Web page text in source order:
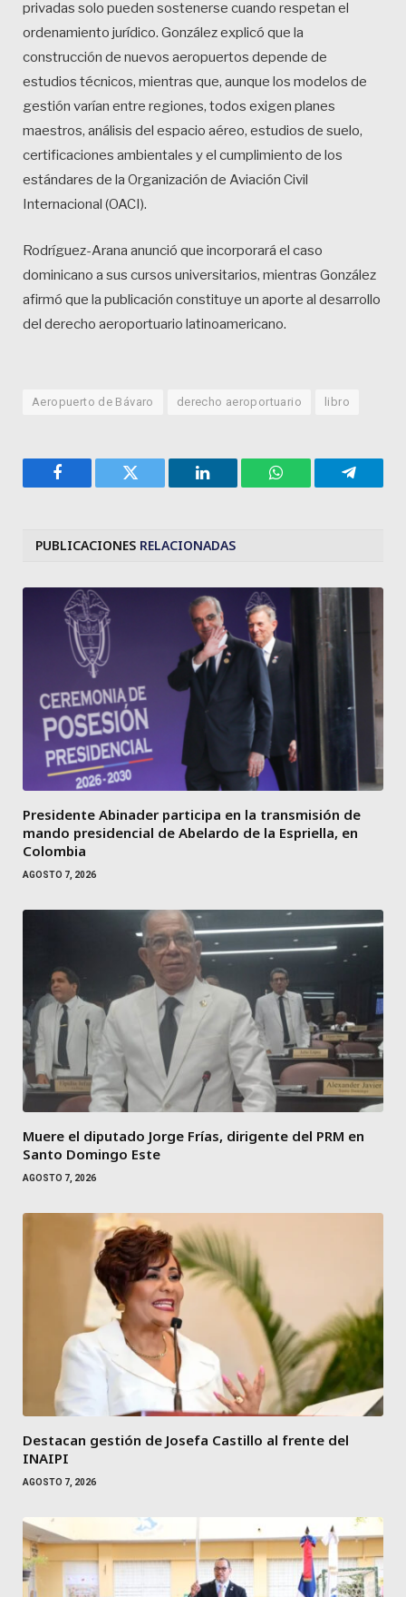
privadas solo pueden sostenerse cuando respetan el
ordenamiento jurídico. González explicó que la
construcción de nuevos aeropuertos depende de
estudios técnicos, mientras que, aunque los modelos de
gestión varían entre regiones, todos exigen planes
maestros, análisis del espacio aéreo, estudios de suelo,
certificaciones ambientales y el cumplimiento de los
estándares de la Organización de Aviación Civil
Internacional (OACI).
Rodríguez-Arana anunció que incorporará el caso
dominicano a sus cursos universitarios, mientras González
afirmó que la publicación constituye un aporte al desarrollo
del derecho aeroportuario latinoamericano.
Aeropuerto de Bávaro derecho aeroportuario libro
Facebook Twitter LinkedIn WhatsApp
PUBLICACIONES RELACIONADAS
Presidente Abinader participa en la transmisión de
mando presidencial de Abelardo de la Espriella, en
Colombia
AGOSTO 7, 2026
Muere el diputado Jorge Frías, dirigente del PRM en
Santo Domingo Este
AGOSTO 7, 2026
Destacan gestión de Josefa Castillo al frente del
INAIPI
AGOSTO 7, 2026